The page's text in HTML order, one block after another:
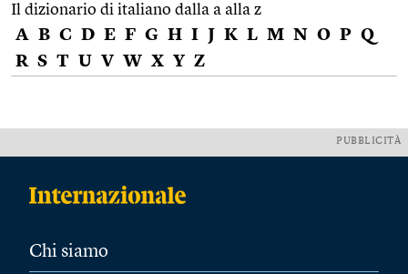
Il dizionario di italiano dalla a alla z
A B C D E F G H I J K L M N O P Q
R S T U V W X Y Z
PUBBLICITÀ
Chi siamo